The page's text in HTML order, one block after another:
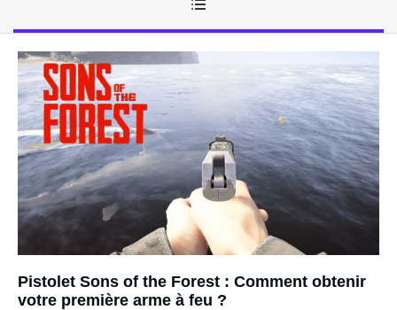
Pistolet Sons of the Forest : Comment obtenir
votre première arme à feu ?